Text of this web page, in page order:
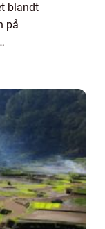
blandt
på